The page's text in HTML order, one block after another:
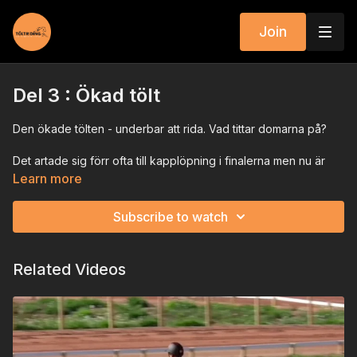
Join
Del 3 : Ökad tölt
Den ökade tölten - underbar att rida. Vad tittar domarna på?
Det artade sig förr ofta till kapplöpning i finalerna men nu är
domarreglementet ändrat så att inte allt fokus ligger på
Learn more
Subscribe to watch
Related Videos